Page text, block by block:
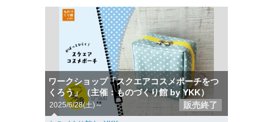
ワークショップ「スクエアコスメポーチをつ
くろう」（主催：ものづくり館 by YKK）
2025/6/28(土)～ 販売終了